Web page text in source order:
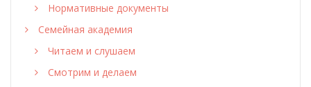
Нормативные документы
Семейная академия
Читаем и слушаем
Смотрим и делаем